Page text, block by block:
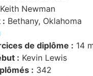
Newman
: Bethany, Oklahoma
de diplôme : 14
: Kevin Lewis
: 342